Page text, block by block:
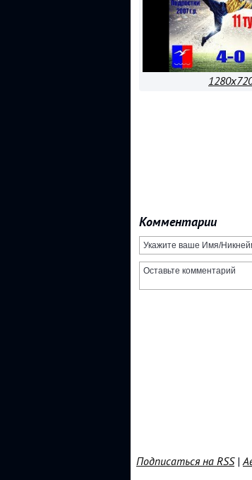
Комментарии
Подписаться на RSS|